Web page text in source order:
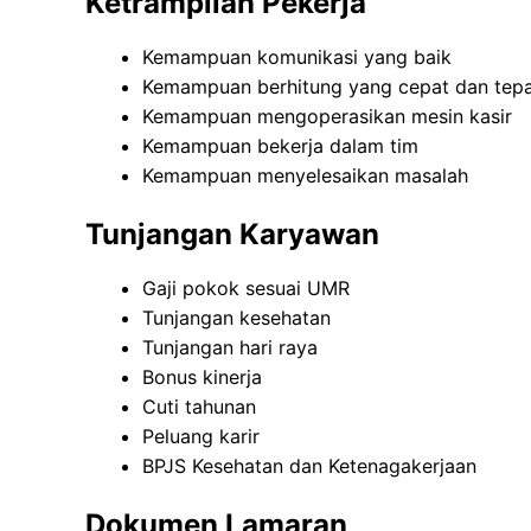
Kemampuan komunikasi yang baik
Kemampuan berhitung yang cepat dan
Kemampuan mengoperasikan mesin kasir
Kemampuan bekerja dalam tim
Kemampuan menyelesaikan masalah
Tunjangan Karyawan
Gaji pokok sesuai UMR
Tunjangan kesehatan
Tunjangan hari raya
Bonus kinerja
Cuti tahunan
Peluang karir
BPJS Kesehatan dan Ketenagakerjaan